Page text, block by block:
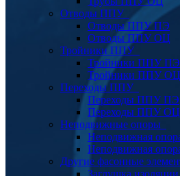
Отводы ППУ
Отводы ППУ ПЭ
Отводы ППУ ОЦ
Тройники ППУ
Тройники ППУ ПЭ
Тройники ППУ ОЦ
Переходы ППУ
Переходы ППУ ПЭ
Переходы ППУ ОЦ
Неподвижные опоры
Неподвижная
Неподвижная
Другие фасонные
Заглушка